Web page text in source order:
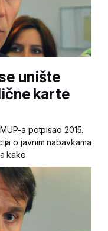
unište
karte
a potpisao 2015.
o javnim nabavkama
kako